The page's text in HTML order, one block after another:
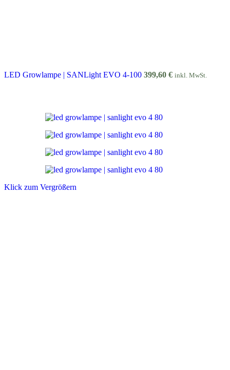
LED Growlampe | SANLight EVO 4-100 399,60 € inkl. MwSt.
Klick zum Vergrößern